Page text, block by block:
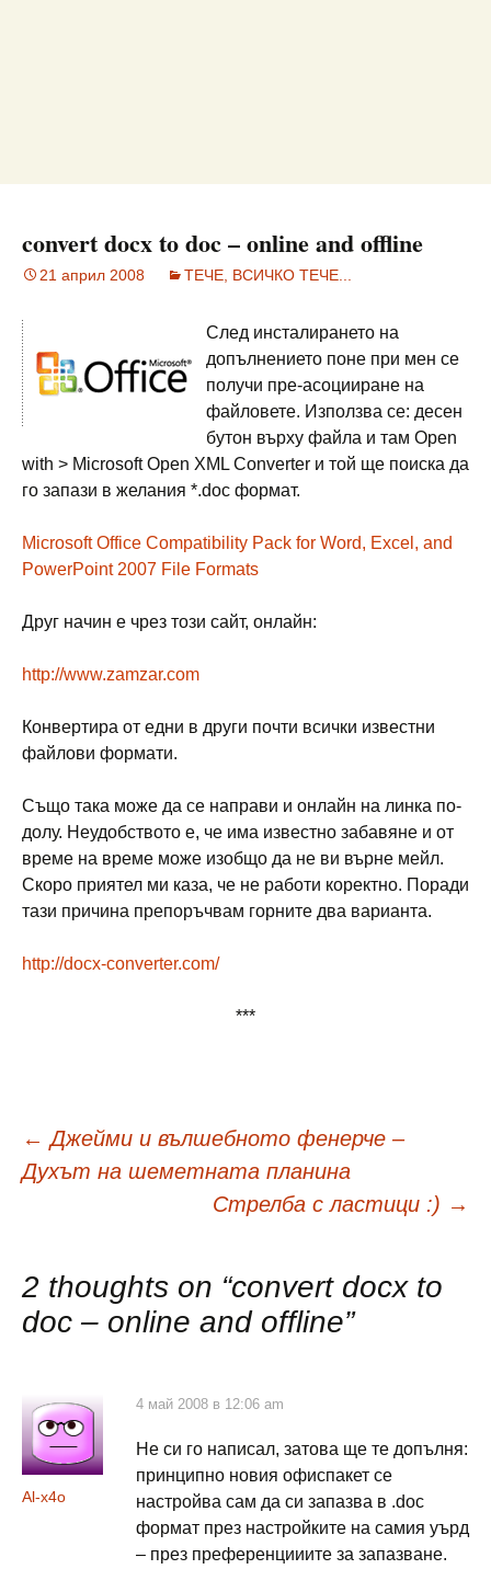
convert docx to doc – online and offline
21 април 2008 ТЕЧЕ, ВСИЧКО ТЕЧЕ...
След инсталирането на
допълнението поне при мен се
получи пре-асоцииране на
файловете. Използва се: десен
бутон върху файла и там Open
with > Microsoft Open XML Converter и той ще поиска да
го запази в желания *.doc формат.
Microsoft Office Compatibility Pack for Word, Excel, and
PowerPoint 2007 File Formats
Друг начин e чрез този сайт, онлайн:
http://www.zamzar.com
Конвертира от едни в други почти всички известни
файлови формати.
Също така може да се направи и онлайн на линка по-
долу. Неудобството е, че има известно забавяне и от
време на време може изобщо да не ви върне мейл.
Скоро приятел ми каза, че не работи коректно. Поради
тази причина препоръчвам горните два варианта.
http://docx-converter.com/
***
Навигация
публикациите
← Джейми и вълшебното фенерче –
Духът на шеметната планина
Стрелба с ластици :) →
2 thoughts on “convert docx to
doc – online and offline”
Al-x4o
4 май 2008 в 12:06 am
Не си го написал, затова ще те допълня:
принципно новия офиспакет се
настройва сам да си запазва в .doc
формат през настройките на самия уърд
– през преференцииите за запазване.